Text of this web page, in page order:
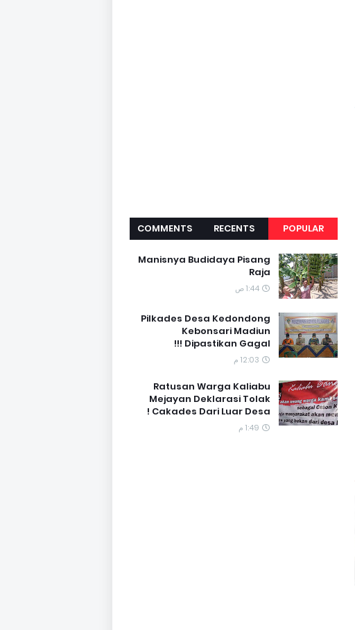
POPULAR
RECENTS
COMMENTS
Manisnya Budidaya Pisang
Raja
1:44 ص
Pilkades Desa Kedondong
Kebonsari Madiun
Dipastikan Gagal !!!
12:03 م
Ratusan Warga Kaliabu
Mejayan Deklarasi Tolak
Cakades Dari Luar Desa !
1:49 م